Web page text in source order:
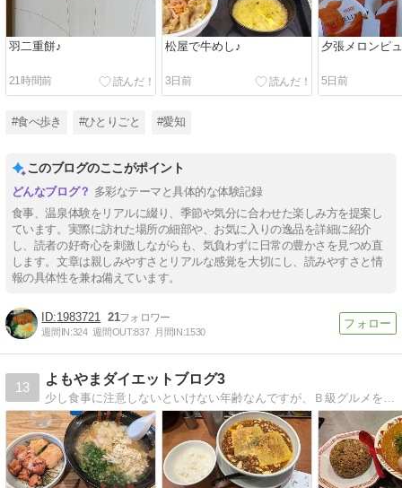
羽二重餅♪
21時間前
松屋で牛めし♪
3日前
夕張メロンピ
5日前
#食べ歩き #ひとりごと #愛知
このブログのここがポイント
多彩なテーマと具体的な体験記録
食事、温泉体験をリアルに綴り、季節や気分に合わせた楽しみ方を提案し
ています。実際に訪れた場所の細部や、お気に入りの逸品を詳細に紹介
し、読者の好奇心を刺激しながらも、気負わずに日常の豊かさを見つめ直
します。文章は親しみやすさとリアルな感覚を大切にし、読みやすさと情
報の具体性を兼ね備えています。
1983721 21
週間IN:324 週間OUT:837 月間IN:1530
13
よもやまダイエットブログ3
少し食事に注意しないといけない年齢なんですが、Ｂ級グルメを食べつつも、ダイエットも頑張りたいブログ。写真たっぷり、毎日更新予定